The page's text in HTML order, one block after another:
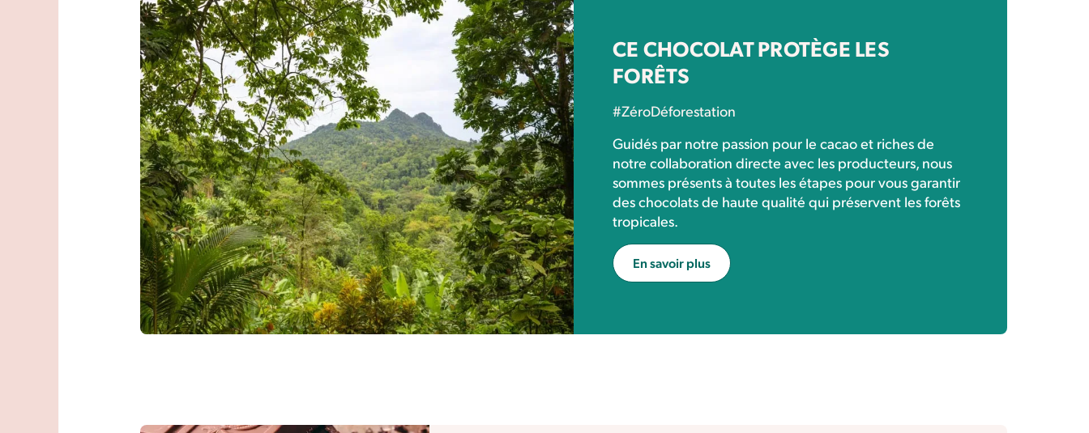
CE CHOCOLAT PROTÈGE LES
FORÊTS
#ZéroDéforestation
Guidés par notre passion pour le cacao et riches de
notre collaboration directe avec les producteurs, nous
sommes présents à toutes les étapes pour vous garantir
des chocolats de haute qualité qui préservent les forêts
tropicales.
En savoir plus